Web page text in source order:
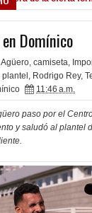
Domínico
Agüero, camiseta,
plantel , Rodrigo Rey,
11:46 a.m.
paso por el
y saludó al plantel